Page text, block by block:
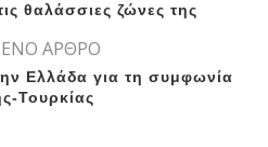
θαλάσσιες ζώνες της
ΑΡΘΡΟ
Ελλάδα για τη συμφωνία
Τουρκίας